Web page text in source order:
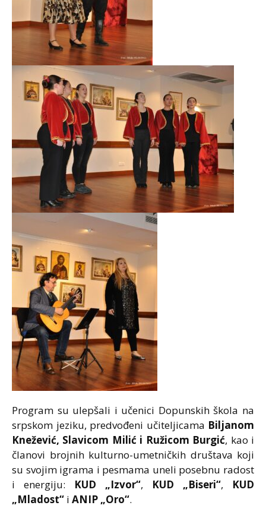
Program su ulepšali i učenici Dopunskih škola na
srpskom jeziku, predvođeni učiteljicama Biljanom
Knežević, Slavicom Milić i Ružicom Burgić, kao i
članovi brojnih kulturno-umetničkih društava koji
su svojim igrama i pesmama uneli posebnu radost
i energiju: KUD „Izvor“, KUD „Biseri“, KUD
„Mladost“ i ANIP „Oro“.